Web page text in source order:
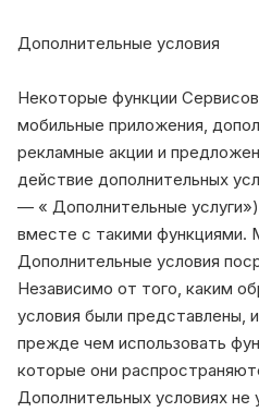
Дополнительные условия
Некоторые функции
мобильные приложения,
рекламные акции и
действие дополнительных
— « Дополнительные
вместе с такими
Дополнительные условия
Независимо от того, каким
условия были представлены,
прежде чем использовать
которые они
Дополнительных условиях не